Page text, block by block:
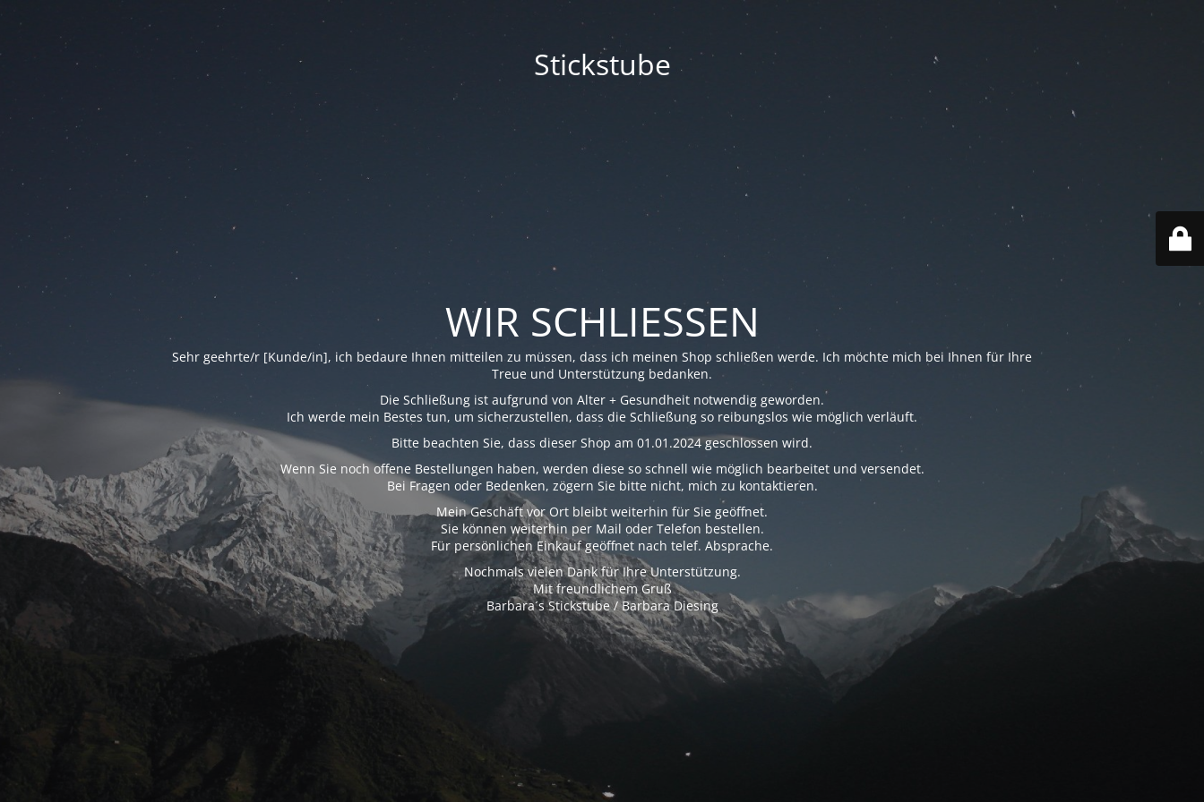
Stickstube
WIR SCHLIESSEN
Sehr geehrte/r [Kunde/in], ich bedaure Ihnen mitteilen zu müssen, dass ich meinen Shop schließen werde. Ich möchte mich bei Ihnen für Ihre
Treue und Unterstützung bedanken.
Die Schließung ist aufgrund von Alter + Gesundheit notwendig geworden.
Ich werde mein Bestes tun, um sicherzustellen, dass die Schließung so reibungslos wie möglich verläuft.
Bitte beachten Sie, dass dieser Shop am 01.01.2024 geschlossen wird.
Wenn Sie noch offene Bestellungen haben, werden diese so schnell wie möglich bearbeitet und versendet.
Bei Fragen oder Bedenken, zögern Sie bitte nicht, mich zu kontaktieren.
Mein Geschäft vor Ort bleibt weiterhin für Sie geöffnet.
Sie können weiterhin per Mail oder Telefon bestellen.
Für persönlichen Einkauf geöffnet nach telef. Absprache.
Nochmals vielen Dank für Ihre Unterstützung.
Mit freundlichem Gruß
Barbara´s Stickstube / Barbara Diesing